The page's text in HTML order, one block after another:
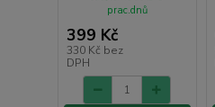
399 Kč
330 Kč bez
DPH
prac.dnů